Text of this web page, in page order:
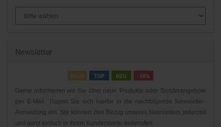
Newsletter
Gerne informieren wir Sie über neue Produkte oder Sonderangebote
per E-Mail. Tragen Sie sich hierfür in die nachfolgende Newsletter-
Anmeldung ein. Sie können den Bezug unseres Newsletters jederzeit
und ganz einfach in Ihrem Kundenkonto widerrufen.